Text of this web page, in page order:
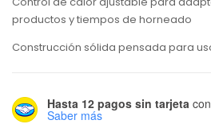
productos y tiempos de horneado
Construcción sólida pensada para
Hasta 12 pagos sin tarjeta
Saber más